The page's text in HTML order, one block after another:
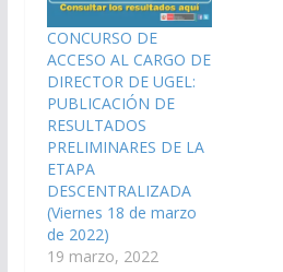
CONCURSO DE
ACCESO AL CARGO DE
DIRECTOR DE UGEL:
PUBLICACIÓN DE
RESULTADOS
PRELIMINARES DE LA
ETAPA
DESCENTRALIZADA
(Viernes 18 de marzo
de 2022)
19 marzo, 2022